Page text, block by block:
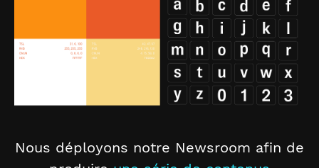
Nous déployons notre Newsroom afin de